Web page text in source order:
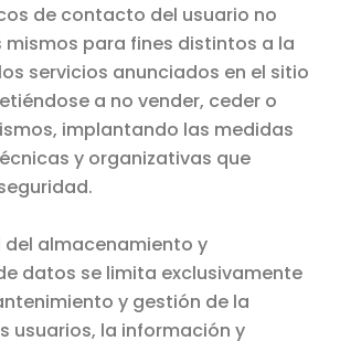
de contacto del usuario no
mismos para fines distintos a la
servicios anunciados en el sitio
a no vender, ceder o
implantando las medidas
y organizativas que
del almacenamiento y
datos se limita exclusivamente
y gestión de la
usuarios, la información y